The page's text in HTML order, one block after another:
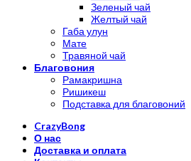
Зеленый чай
Желтый чай
Габа улун
Мате
Травяной чай
Благовония
Рамакришна
Ришикеш
Подставка для благовоний
CrazyBong
О нас
Доставка и оплата